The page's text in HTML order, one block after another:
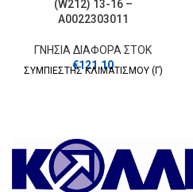
(W212) 13-16 –
A0022303011
ΓΝΗΣΙΑ ΔΙΑΦΟΡΑ ΣΤΟΚ
€121.10
ΣΥΜΠΙΕΣΤΗΣ ΚΛΙΜΑΤΙΣΜΟΥ (Γ)